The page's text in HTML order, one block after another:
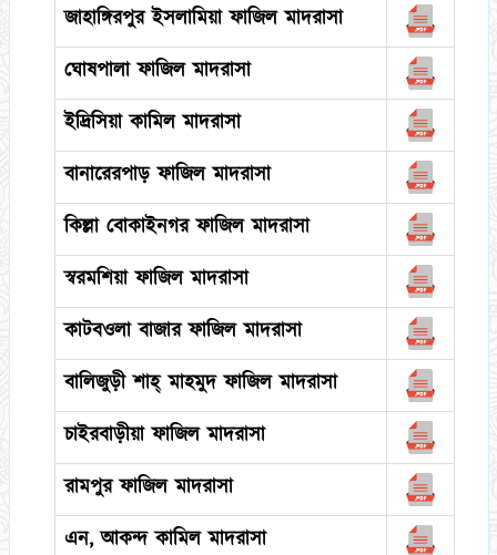
জাহাঙ্গিরপুর ইসলামিয়া ফাজিল মাদরাসা
ঘোষপালা ফাজিল মাদরাসা
ইদ্রিসিয়া কামিল মাদরাসা
বানারেরপাড় ফাজিল মাদরাসা
কিল্লা বোকাইনগর ফাজিল মাদরাসা
স্বরমশিয়া ফাজিল মাদরাসা
কাটবওলা বাজার ফাজিল মাদরাসা
বালিজুড়ী শাহ্ মাহমুদ ফাজিল মাদরাসা
চাইরবাড়ীয়া ফাজিল মাদরাসা
রামপুর ফাজিল মাদরাসা
এন, আকন্দ কামিল মাদরাসা